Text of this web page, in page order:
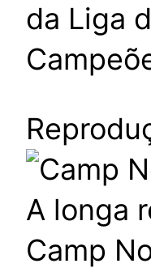
da Liga
A longa
Camp